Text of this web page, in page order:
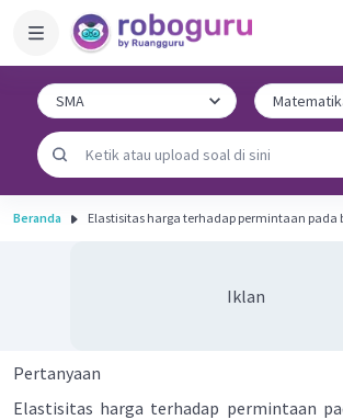
Beranda Elastisitas harga terhadap permintaan pada
Iklan
Pertanyaan
Elastisitas harga terhadap permintaan